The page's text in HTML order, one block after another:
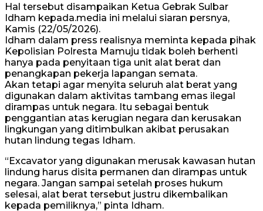
Hal tersebut disampaikan Ketua Gebrak Sulbar
Idham kepada.media ini melalui siaran persnya,
Kamis (22/05/2026).
Idham dalam press realisnya meminta kepada pihak
Kepolisian Polresta Mamuju tidak boleh berhenti
hanya pada penyitaan tiga unit alat berat dan
penangkapan pekerja lapangan semata.
Akan tetapi agar menyita seluruh alat berat yang
digunakan dalam aktivitas tambang emas ilegal
dirampas untuk negara. Itu sebagai bentuk
penggantian atas kerugian negara dan kerusakan
lingkungan yang ditimbulkan akibat perusakan
hutan lindung tegas Idham.
“Excavator yang digunakan merusak kawasan hutan
lindung harus disita permanen dan dirampas untuk
negara. Jangan sampai setelah proses hukum
selesai, alat berat tersebut justru dikembalikan
kepada pemiliknya,” pinta Idham.